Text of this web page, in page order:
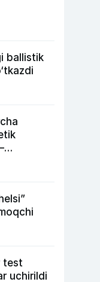
ballistik
test
uchirildi